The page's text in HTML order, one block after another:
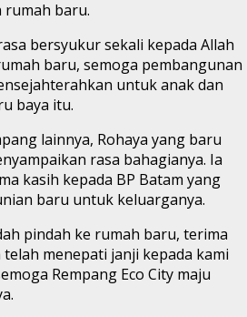
baru.
bersyukur sekali kepada Allah
baru, semoga pembangunan
untuk anak dan
baya itu.
lainnya, Rohaya yang baru
rasa bahagianya. Ia
kasih kepada BP Batam yang
baru untuk keluarganya.
pindah ke rumah baru, terima
menepati janji kepada kami
Rempang Eco City maju